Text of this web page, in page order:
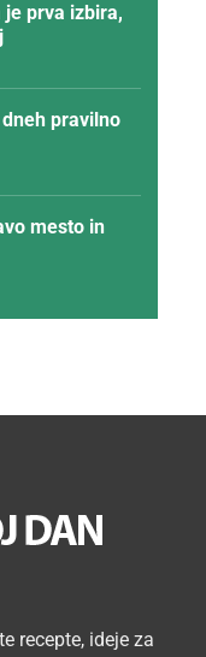
je prva izbira,
pravilno
mesto in
recepte, ideje za